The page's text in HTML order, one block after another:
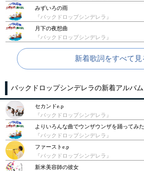
みずいろの雨
『バックドロップシンデレラ』
月下の夜想曲
『バックドロップシンデレラ』
新着歌詞をすべて見
バックドロップシンデレラの新着アルバム
セカンドe.p
『バックドロップシンデレラ』
よりいろんな曲でウンザウンザを踊ってみた
『バックドロップシンデレラ』
ファーストe.p
『バックドロップシンデレラ』
新米美容師の彼女